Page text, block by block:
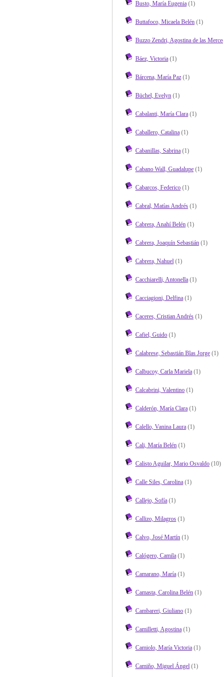
Busto, María Eugenia(1)
Buttafoco, Micaela Belén(1)
Buzzo Zendri, Agostina de las
Báez, Victoria(1)
Bárcena, María Paz(1)
Büchel, Evelyn(1)
Cabalanti, María Clara(1)
Caballero, Catalina(1)
Cabanillas, Sabrina(1)
Cabano Wall, Guadalupe(1)
Cabarcos, Federico(1)
Cabral, Matías Andrés(1)
Cabrera, Anahí Belén(1)
Cabrera, Joaquín Sebastián(1)
Cabrera, Nahuel(1)
Cacchiarelli, Antonella(1)
Cacciagioni, Delfina(1)
Caceres, Cristian Andrés(1)
Cafiel, Guido(1)
Calabrese, Sebastián Blas Jorge(1)
Calbucoy, Carla Mariela(1)
Calcabrini, Valentino(1)
Calderón, María Clara(1)
Calello, Vanina Laura(1)
Cali, María Belén(1)
Calisto Aguilar, Mario Osvaldo(10)
Calle Siles, Carolina(1)
Callejo, Sofía(1)
Callizo, Milagros(1)
Calvo, José Martín(1)
Calógero, Camila(1)
Camarano, María(1)
Camasta, Carolina Belén(1)
Cambareri, Giuliano(1)
Camilletti, Agostina(1)
Camiolo, María Victoria(1)
Camiño, Miguel Ángel(1)